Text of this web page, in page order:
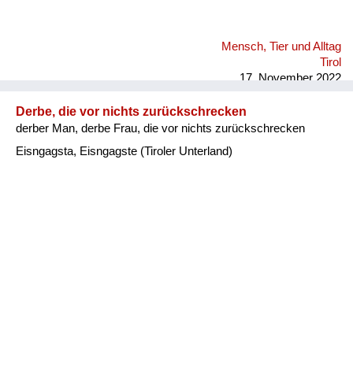
Mensch, Tier und Alltag
Tirol
17. November 2022
Derbe, die vor nichts zurückschrecken
derber Man, derbe Frau, die vor nichts zurückschrecken
Eisngagsta, Eisngagste (Tiroler Unterland)